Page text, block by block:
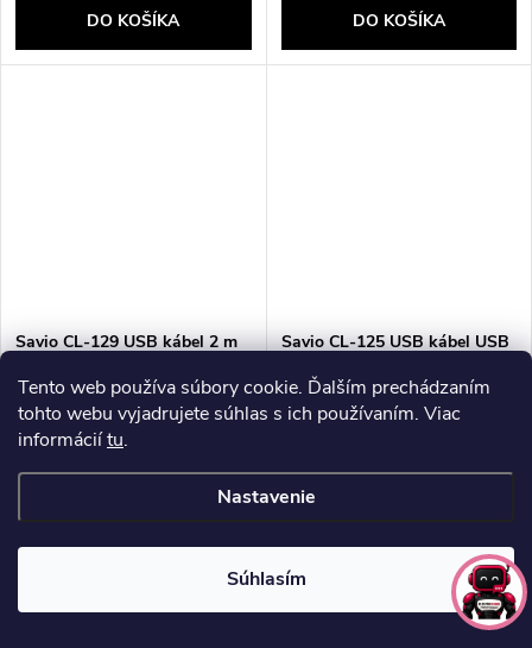
Tento web používa súbory cookie. Ďalším prechádzaním
tohto webu vyjadrujete súhlas s ich používaním. Viac
informáciítu.
Nastavenie
Súhlasím
DO KOŠÍKA DO KOŠÍKA
Savio CL-129 USB kábel 2 m
€3,50 bez DPH
€4,30
Skladom
Savio CL-125 USB kábel USB
€2,60 bez DPH
Skladom